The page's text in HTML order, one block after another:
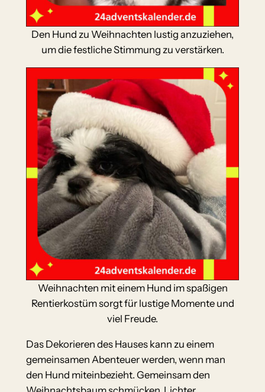
Den Hund zu Weihnachten lustig anzuziehen,
um die festliche Stimmung zu verstärken.
Weihnachten mit einem Hund im spaßigen
Rentierkostüm sorgt für lustige Momente und
viel Freude.
Das Dekorieren des Hauses kann zu einem
gemeinsamen Abenteuer werden, wenn man
den Hund miteinbezieht. Gemeinsam den